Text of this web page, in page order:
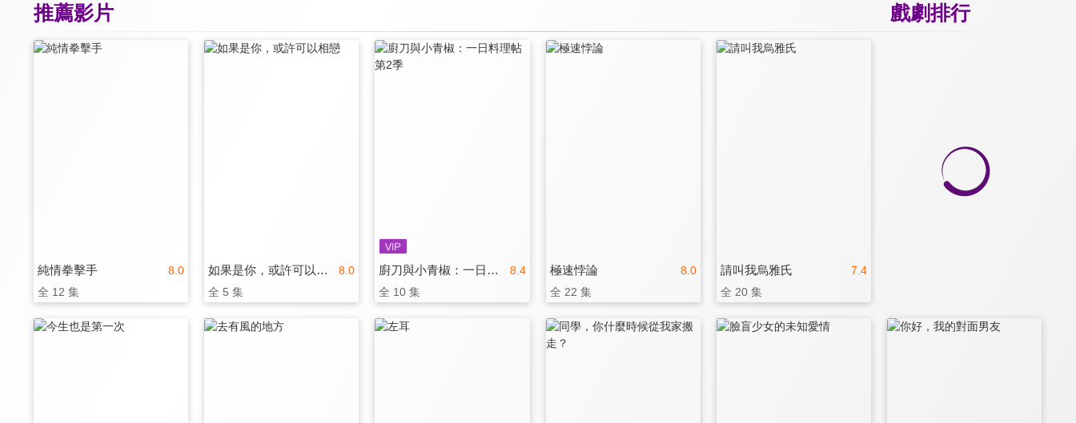
戲劇排行
推薦影片
8.0
純情拳擊手
全 12 集
8.0
如果是你，或許可以相戀
全 5 集
8.4
廚刀與小青椒：一日料理帖 第2季
全 10 集
8.0
極速悖論
全 22 集
7.4
請叫我烏雅氏
全 20 集